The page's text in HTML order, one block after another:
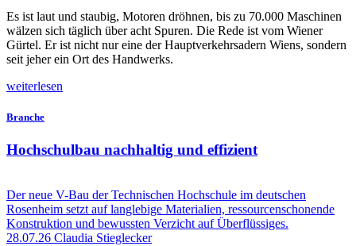
Es ist laut und staubig, Motoren dröhnen, bis zu 70.000 Maschinen
wälzen sich täglich über acht Spuren. Die Rede ist vom Wiener
Gürtel. Er ist nicht nur eine der Hauptverkehrsadern Wiens, sondern
seit jeher ein Ort des Handwerks.
weiterlesen
Branche
Hochschulbau nachhaltig und effizient
Der neue V-Bau der Technischen Hochschule im deutschen
Rosenheim setzt auf langlebige Materialien, ressourcenschonende
Konstruktion und bewussten Verzicht auf Überflüssiges.
28.07.26 Claudia Stieglecker